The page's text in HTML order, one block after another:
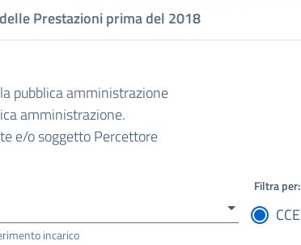
Prestazioni prima del 2018
pubblica amministrazione
amministrazione.
e/o soggetto Percettore
incarico
Filtra per:
CCE